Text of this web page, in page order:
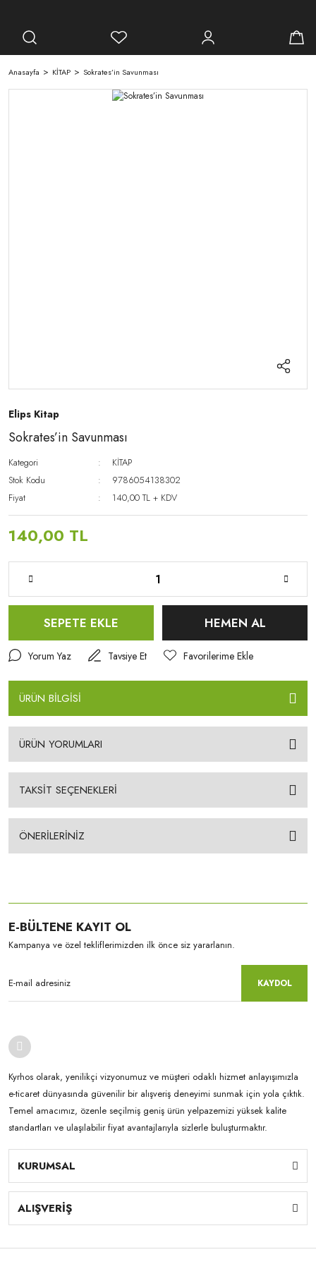
Anasayfa KİTAP Sokrates’in Savunması
Elips Kitap
Sokrates’in Savunması
Kategori
KİTAP
Stok Kodu
9786054138302
Fiyat
140,00 TL + KDV
140,00 TL
SEPETE EKLE HEMEN AL
Yorum Yaz Tavsiye Et
ÜRÜN BİLGİSİ
ÜRÜN YORUMLARI
TAKSİT SEÇENEKLERİ
ÖNERİLERİNİZ
E-BÜLTENE KAYIT OL
Kampanya ve özel tekliflerimizden ilk önce siz yararlanın.
KAYDOL
Kyrhos olarak, yenilikçi vizyonumuz ve müşteri odaklı hizmet anlayışımızla
e-ticaret dünyasında güvenilir bir alışveriş deneyimi sunmak için yola çıktık.
Temel amacımız, özenle seçilmiş geniş ürün yelpazemizi yüksek kalite
standartları ve ulaşılabilir fiyat avantajlarıyla sizlerle buluşturmaktır.
KURUMSAL
ALIŞVERİŞ